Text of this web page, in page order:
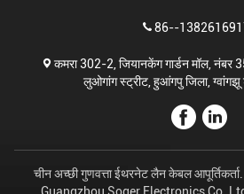
86--
कमरा 302-2, जियानकेंग गार्डन मॉल, नंबर
लुओगांग स्ट्रीट, हुआंगपु जिला, ग्वांगझू
चीन अच्छी गुणवत्ता ईथरनेट लैन केबल